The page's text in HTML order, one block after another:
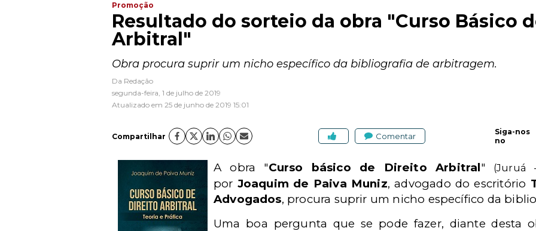
Promoção
Resultado do sorteio da obra "Curso Básico
Arbitral"
Obra procura suprir um nicho específico da bibliografia de arbitragem.
Da Redação
segunda-feira, 1 de julho de 2019
Atualizado em 25 de junho de 2019 15:01
Compartilhar Comentar
Siga-nos
no
A obra "Curso básico de Direito Arbitral" (Juruá
por Joaquim de Paiva Muniz, advogado do escritório
Advogados, procura suprir um nicho específico da
Uma boa pergunta que se pode fazer, diante desta